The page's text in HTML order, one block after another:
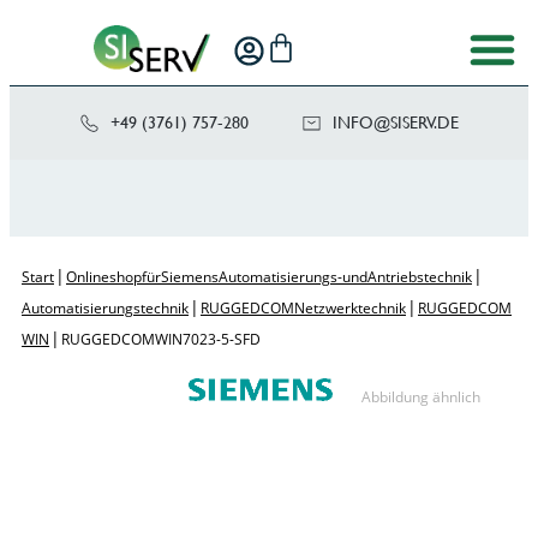
+49 (3761) 757-280 ED.VRE
SIS@OF
NI
Start | Onlineshop für Siemens Automatisierungs- und Antriebstechnik |
Automatisierungstechnik | RUGGEDCOM Netzwerktechnik | RUGGEDCOM
WIN | RUGGEDCOM WIN7023-5-SFD
Abbildung ähnlich